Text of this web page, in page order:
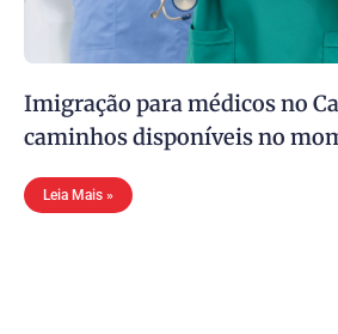
Imigração para médicos no
caminhos disponíveis no
Leia Mais »